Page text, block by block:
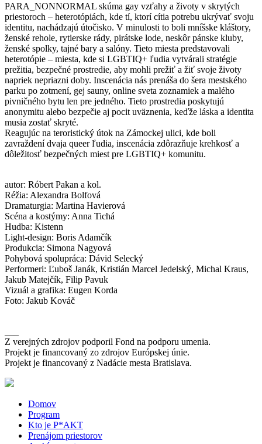
PARA_NONNORMAL skúma gay vzťahy a životy v skrytých
priestoroch – heterotópiách, kde tí, ktorí cítia potrebu ukrývať svoju
identitu, nachádzajú útočisko. V minulosti to boli mníšske kláštory,
ženské rehole, rytierske rády, pirátske lode, neskôr pánske kluby,
ženské spolky, tajné bary a salóny. Tieto miesta predstavovali
heterotópie – miesta, kde si LGBTIQ+ ľudia vytvárali stratégie
prežitia, bezpečné prostredie, aby mohli prežiť a žiť svoje životy
napriek nepriazni doby. Inscenácia nás prenáša do šera mestského
parku po zotmení, gej sauny, online sveta zoznamiek a malého
pivničného bytu len pre jedného. Tieto prostredia poskytujú
anonymitu alebo bezpečie aj pocit uväznenia, keďže láska a identita
musia zostať skryté.
Reagujúc na teroristický útok na Zámockej ulici, kde boli
zavraždení dvaja queer ľudia, inscenácia zdôrazňuje krehkosť a
dôležitosť bezpečných miest pre LGBTIQ+ komunitu.
autor: Róbert Pakan a kol.
Réžia: Alexandra Bolfová
Dramaturgia: Martina Havierová
Scéna a kostýmy: Anna Tichá
Hudba: Kistenn
Light-design: Boris Adamčík
Produkcia: Simona Nagyová
Pohybová spolupráca: Dávid Selecký
Performeri: Ľuboš Janák, Kristián Marcel Jedelský, Michal Kraus,
Jakub Matejčík, Filip Pavuk
Vizuál a grafika: Eugen Korda
Foto: Jakub Kováč
Z verejných zdrojov podporil Fond na podporu umenia.
Projekt je financovaný zo zdrojov Európskej únie.
Projekt je financovaný z Nadácie mesta Bratislava.
Domov
Program
Kto je P*AKT
Prenájom priestorov